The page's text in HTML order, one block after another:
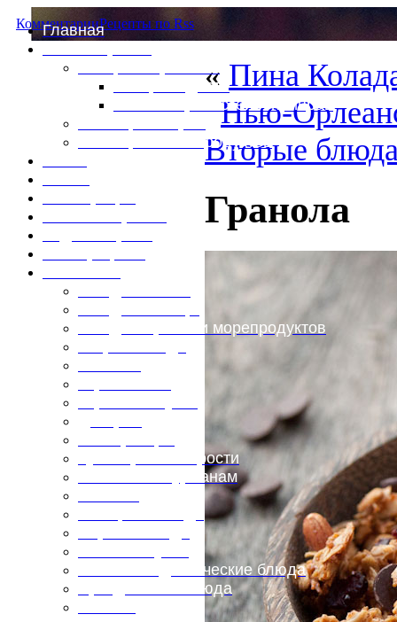
Главная
Специи и диета
Каталог пряностей и приправ
Таблица массы продуктов
Блюда из рыбы и морепродуктов
Кулинарные хитрости
Маленьким гурманам
Постные и диетические блюда
Праздничные блюда
КомментарииРецепты по Rss
« Пина
Нью-
Вторые
Гранола